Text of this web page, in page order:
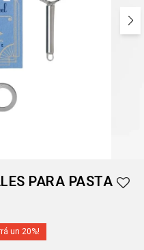
PARA PASTA
20